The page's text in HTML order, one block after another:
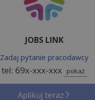
JOBS LINK
Zadaj pytanie pracodawcy
tel: 69x-xxx-xxx pokaż
Aplikuj teraz